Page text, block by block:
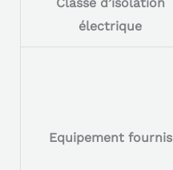
électrique
Equipement fournis